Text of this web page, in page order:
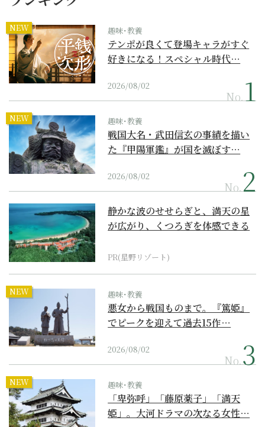
NEW 趣味･教養
テンポが良くて登場キャラがすぐ
好きになる！スペシャル時代…
2026/08/02
No.
NEW 趣味･教養
戦国大名・武田信玄の事績を描い
た『甲陽軍鑑』が国を滅ぼす…
2026/08/02
No.
静かな波のせせらぎと、満天の星
が広がり、くつろぎを体感できる
PR(星野リゾート)
NEW 趣味･教養
悪女から戦国ものまで。『篤姫』
でピークを迎えて過去15作…
2026/08/02
No.
NEW 趣味･教養
「卑弥呼」「藤原薬子」「満天
姫」。大河ドラマの次なる女性…